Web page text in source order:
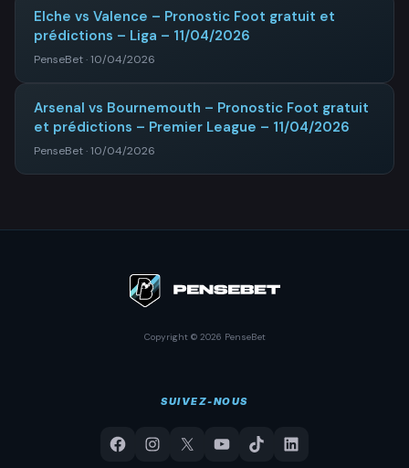
Elche vs Valence – Pronostic Foot gratuit et
prédictions – Liga – 11/04/2026
PenseBet · 10/04/2026
Arsenal vs Bournemouth – Pronostic Foot gratuit
et prédictions – Premier League – 11/04/2026
PenseBet · 10/04/2026
Copyright © 2026 PenseBet
SUIVEZ-NOUS